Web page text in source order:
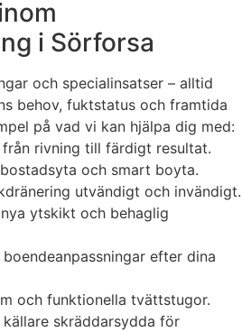
i Sörforsa
och specialinsatser – alltid
behov, fuktstatus och framtida
på vad vi kan hjälpa dig med:
rivning till färdigt resultat.
och smart boyta.
utvändigt och invändigt.
ytskikt och behaglig
efter dina
och funktionella tvättstugor.
skräddarsydda för